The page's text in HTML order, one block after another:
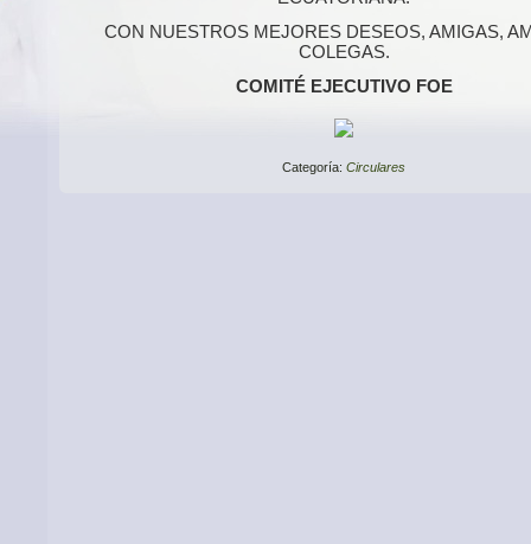
CON NUESTROS MEJORES DESEOS, AMIGAS,
COLEGAS.
COMITÉ EJECUTIVO FOE
Categoría: Circulares